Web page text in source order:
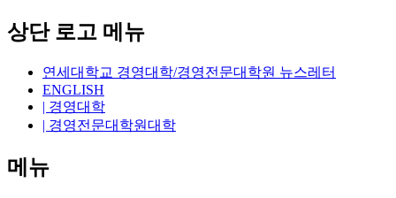
상단 로고 메뉴
연세대학교 경영대학/경영전문대학원 뉴스레터
ENGLISH
| 경영대학
| 경영전문대학원대학
메뉴